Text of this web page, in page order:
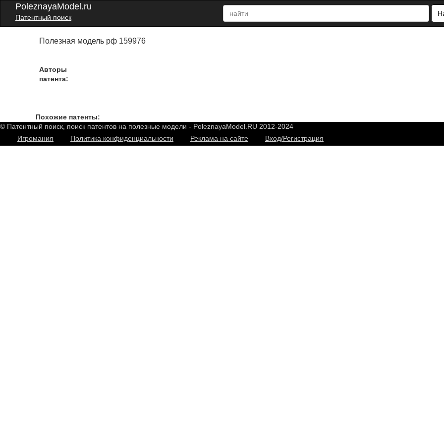
PoleznayaModel.ru
Патентный поиск
Полезная модель рф 159976
Авторы
патента:
Похожие патенты:
© Патентный поиск, поиск патентов на полезные модели - PoleznayaModel.RU 2012-2024
Игромания
Политика конфиденциальности Реклама на сайте Вход/Регистрация